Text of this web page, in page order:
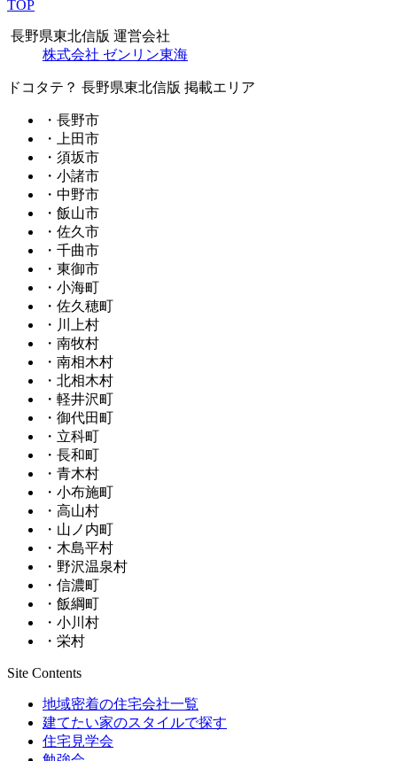
TOP
長野県東北信版 運営会社
株式会社 ゼンリン東海
ドコタテ？ 長野県東北信版 掲載エリア
・長野市
・上田市
・須坂市
・小諸市
・中野市
・飯山市
・佐久市
・千曲市
・東御市
・小海町
・佐久穂町
・川上村
・南牧村
・南相木村
・北相木村
・軽井沢町
・御代田町
・立科町
・長和町
・青木村
・小布施町
・高山村
・山ノ内町
・木島平村
・野沢温泉村
・信濃町
・飯綱町
・小川村
・栄村
Site Contents
地域密着の住宅会社一覧
建てたい家のスタイルで探す
住宅見学会